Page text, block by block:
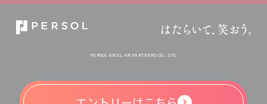
PERSOL EXCEL HR PARTNERS CO., LTD.